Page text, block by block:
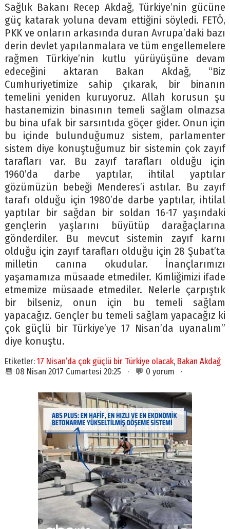
Sağlık Bakanı Recep Akdağ, Türkiye’nin gücüne
güç katarak yoluna devam ettiğini söyledi. FETÖ,
PKK ve onların arkasında duran Avrupa’daki bazı
derin devlet yapılanmalara ve tüm engellemelere
rağmen Türkiye’nin kutlu yürüyüşüne devam
edeceğini aktaran Bakan Akdağ, “Biz
Cumhuriyetimize sahip çıkarak, bir binanın
temelini yeniden kuruyoruz. Allah korusun şu
hastanemizin binasının temeli sağlam olmazsa
bu bina ufak bir sarsıntıda göçer gider. Onun için
bu içinde bulunduğumuz sistem, parlamenter
sistem diye konuştuğumuz bir sistemin çok zayıf
tarafları var. Bu zayıf tarafları olduğu için
1960’da darbe yaptılar, ihtilal yaptılar
gözümüzün bebeği Menderes’i astılar. Bu zayıf
tarafı olduğu için 1980’de darbe yaptılar, ihtilal
yaptılar bir sağdan bir soldan 16-17 yaşındaki
gençlerin yaşlarını büyütüp darağaçlarına
gönderdiler. Bu mevcut sistemin zayıf karnı
olduğu için zayıf tarafları olduğu için 28 Şubat’ta
milletin canına okudular. İnançlarımızı
yaşamamıza müsaade etmediler. Kimliğimizi ifade
etmemize müsaade etmediler. Nelerle çarpıştık
bir bilseniz, onun için bu temeli sağlam
yapacağız. Gençler bu temeli sağlam yapacağız ki
çok güçlü bir Türkiye’ye 17 Nisan’da uyanalım”
diye konuştu.
Etiketler: 17 Nisan’da çok güçlü bir Türkiye olacak, Bakan Akdağ
📆 08 Nisan 2017 Cumartesi 20:25 · 💬 0 yorum ·